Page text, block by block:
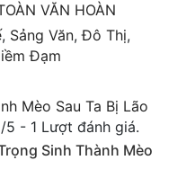
VĂN HOÀN
, Sảng Văn,Đô Thị,
Đạm
Mèo Sau Ta Bị Lão
/5 - 1 Lượt đánh giá.
Sinh Thành Mèo